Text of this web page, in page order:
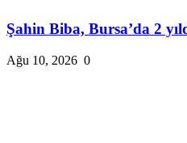
Şahin Biba, Bursa’da 2
Ağu 10, 2026 0